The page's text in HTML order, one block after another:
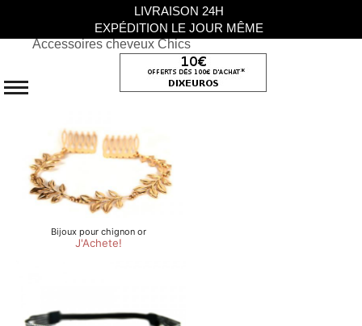
Accessoires cheveux Chics
LIVRAISON 24H
EXPÉDITION LE JOUR MÊME